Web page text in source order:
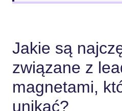
Jakie są
związane z
magnetami,
unikać?